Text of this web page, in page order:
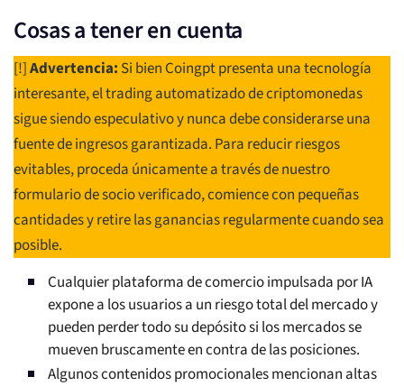
Cosas a tener en cuenta
[!]Advertencia: Si bien Coingpt presenta una tecnología
interesante, el trading automatizado de criptomonedas
sigue siendo especulativo y nunca debe considerarse una
fuente de ingresos garantizada. Para reducir riesgos
evitables, proceda únicamente a través de nuestro
formulario de socio verificado, comience con pequeñas
cantidades y retire las ganancias regularmente cuando sea
posible.
Cualquier plataforma de comercio impulsada por IA
expone a los usuarios a un riesgo total del mercado y
pueden perder todo su depósito si los mercados se
mueven bruscamente en contra de las posiciones.
Algunos contenidos promocionales mencionan altas